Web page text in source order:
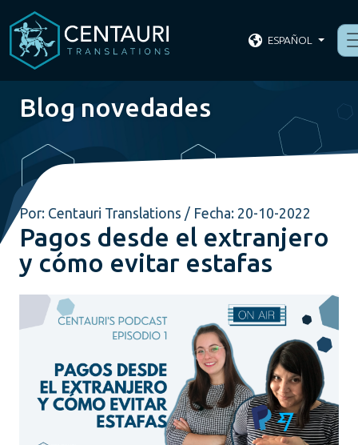
ESPAÑOL
Blog novedades
Por: Centauri Translations / Fecha: 20-10-2022
Pagos desde el extranjero
y cómo evitar estafas